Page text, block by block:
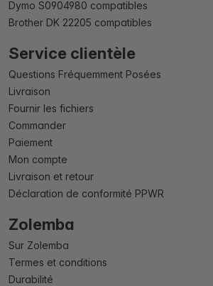
Dymo S0904980 compatibles
Brother DK 22205 compatibles
Service clientèle
Questions Fréquemment Posées
Livraison
Fournir les fichiers
Commander
Paiement
Mon compte
Livraison et retour
Déclaration de conformité PPWR
Zolemba
Sur Zolemba
Termes et conditions
Durabilité